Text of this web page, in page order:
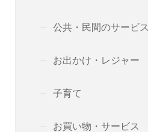
公共・民間のサービス
お出かけ・レジャー
子育て
お買い物・サービス